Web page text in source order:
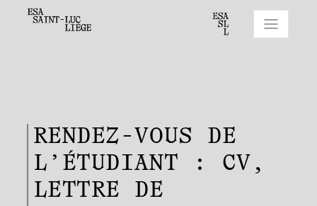
RENDEZ-VOUS DE
L’ÉTUDIANT : CV,
LETTRE DE